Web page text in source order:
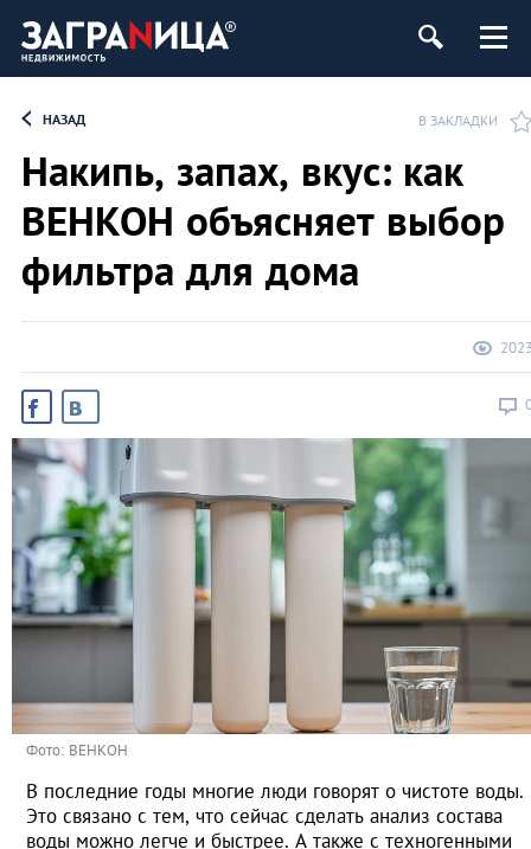
НАЗАД В ЗАКЛАДКИ
Накипь, запах, вкус: как
ВЕНКОН объясняет выбор
фильтра для дома
Фото: ВЕНКОН
В последние годы многие люди говорят о чистоте воды.
Это связано с тем, что сейчас сделать анализ состава
воды можно легче и быстрее. А также с техногенными